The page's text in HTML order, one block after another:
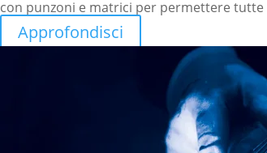
con punzoni e matrici per permettere
Approfondisci